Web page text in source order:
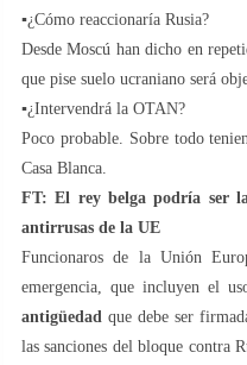
▪️¿Cómo reaccionaría Rusia?
Desde Moscú han dicho en
que pise suelo ucraniano será
▪️¿Intervendrá la OTAN?
Poco probable. Sobre todo
Casa Blanca.
FT: El rey belga podría ser
antirrusas de la UE
Funcionaros de la Unión
emergencia, que incluyen el
antigüedad que debe ser
las sanciones del bloque contra